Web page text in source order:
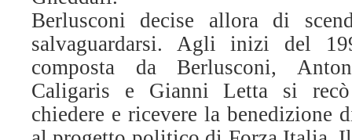
Berlusconi decise allora di
salvaguardarsi. Agli inizi del
composta da Berlusconi,
Caligaris e Gianni Letta si
chiedere e ricevere la benedizione